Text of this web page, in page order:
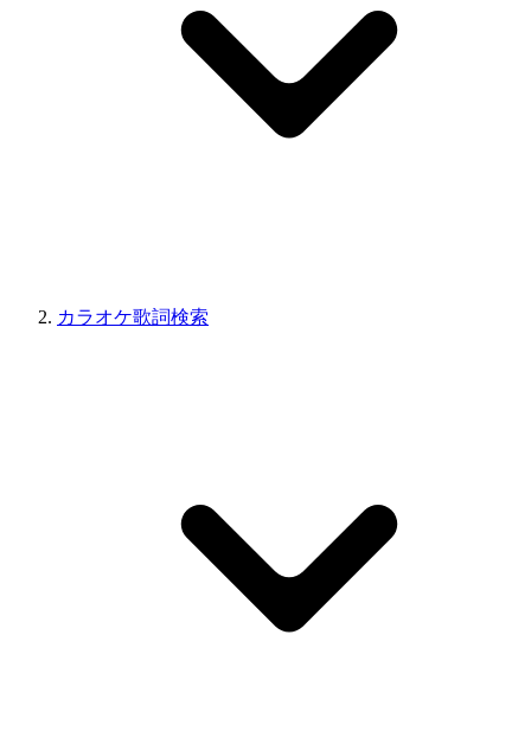
カラオケ歌詞検索